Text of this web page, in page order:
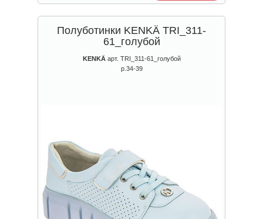
Полуботинки KENKÄ TRI_311-
61_голубой
KENKÄарт. TRI_311-61_голубой
р.34-39